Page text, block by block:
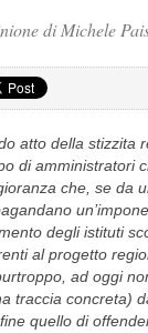
di Michele
atto della stizzita
di amministratori
che, se da
degli istituti
al progetto
ad oggi
traccia concreta)
quello di